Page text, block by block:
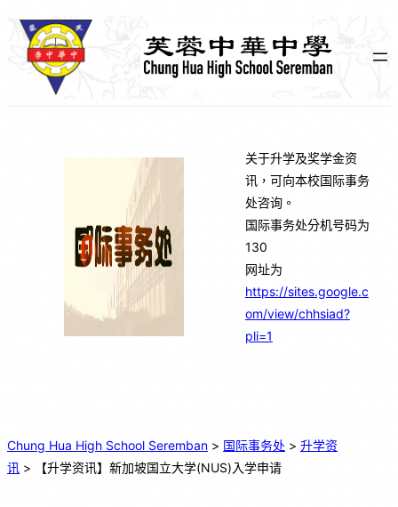
关于升学及奖学金资
讯，可向本校国际事务
处咨询。
国际事务处分机号码为
130
网址为
https://sites.google.c
om/view/chhsiad?
pli=1
Chung Hua High School Seremban > 国际事务处 > 升学资
讯 > 【升学资讯】新加坡国立大学(NUS)入学申请